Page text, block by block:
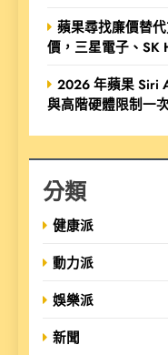
蘋果尋找廉價替
價，三星電子、SK
2026 年蘋果 Siri
與高階硬體限制一
分類
健康派
動力派
娛樂派
新聞